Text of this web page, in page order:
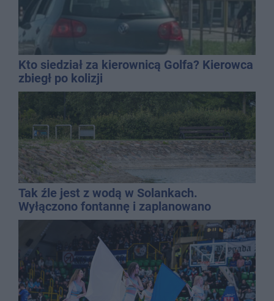
Kto siedział za kierownicą Golfa? Kierowca
zbiegł po kolizji
Tak źle jest z wodą w Solankach.
Wyłączono fontannę i zaplanowano
dolewkę